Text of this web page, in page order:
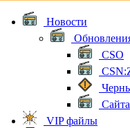
Новости
CSO
Сайта
VIP файлы